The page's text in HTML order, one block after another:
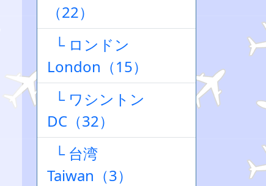
（22）
└ ロンドン
London（15）
└ ワシントン
DC（32）
└ 台湾
Taiwan（3）